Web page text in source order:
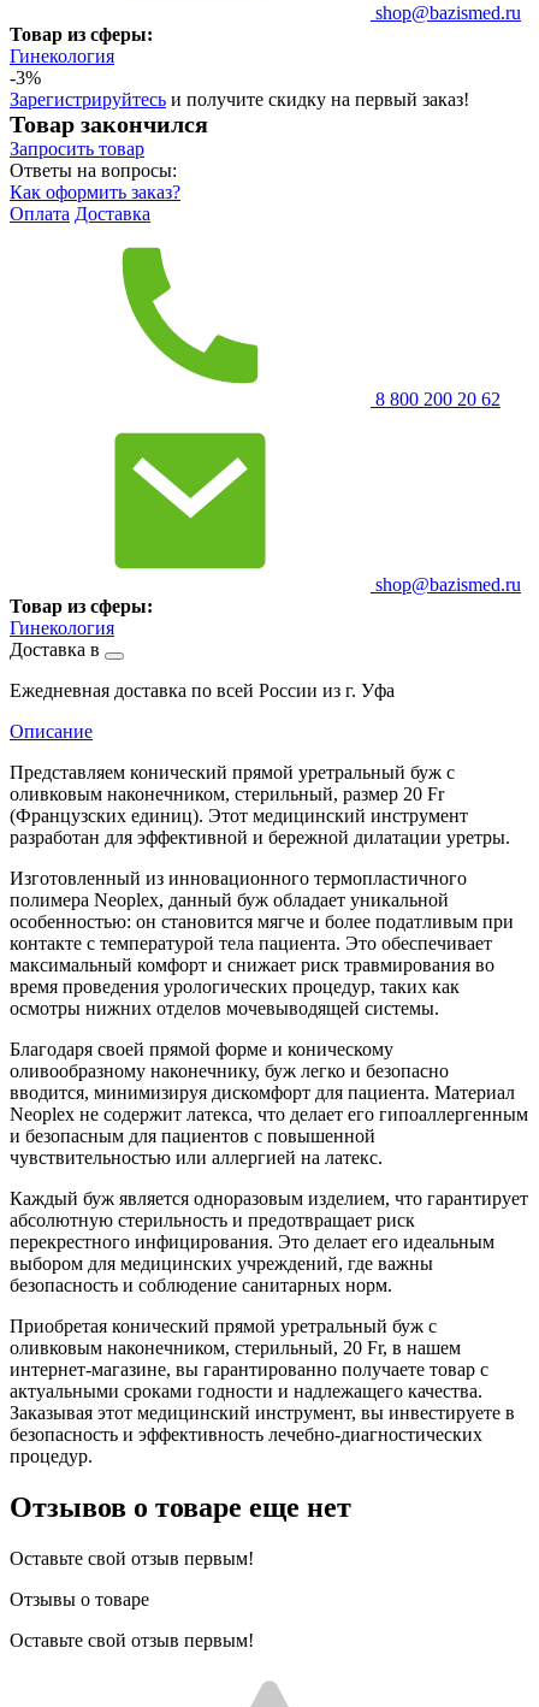
shop@bazismed.ru
Товар из сферы:
Гинекология
-3%
Зарегистрируйтесь и получите скидку на первый заказ!
Товар закончился
Запросить товар
Ответы на вопросы:
Как оформить заказ?
Оплата Доставка
8 800 200 20 62
shop@bazismed.ru
Товар из сферы:
Гинекология
Доставка в
Ежедневная доставка по всей России из г. Уфа
Описание
Представляем конический прямой уретральный буж с
оливковым наконечником, стерильный, размер 20 Fr
(Французских единиц). Этот медицинский инструмент
разработан для эффективной и бережной дилатации уретры.
Изготовленный из инновационного термопластичного
полимера Neoplex, данный буж обладает уникальной
особенностью: он становится мягче и более податливым при
контакте с температурой тела пациента. Это обеспечивает
максимальный комфорт и снижает риск травмирования во
время проведения урологических процедур, таких как
осмотры нижних отделов мочевыводящей системы.
Благодаря своей прямой форме и коническому
оливообразному наконечнику, буж легко и безопасно
вводится, минимизируя дискомфорт для пациента. Материал
Neoplex не содержит латекса, что делает его гипоаллергенным
и безопасным для пациентов с повышенной
чувствительностью или аллергией на латекс.
Каждый буж является одноразовым изделием, что гарантирует
абсолютную стерильность и предотвращает риск
перекрестного инфицирования. Это делает его идеальным
выбором для медицинских учреждений, где важны
безопасность и соблюдение санитарных норм.
Приобретая конический прямой уретральный буж с
оливковым наконечником, стерильный, 20 Fr, в нашем
интернет-магазине, вы гарантированно получаете товар с
актуальными сроками годности и надлежащего качества.
Заказывая этот медицинский инструмент, вы инвестируете в
безопасность и эффективность лечебно-диагностических
процедур.
Отзывов о товаре еще нет
Оставьте свой отзыв первым!
Отзывы о товаре
Оставьте свой отзыв первым!